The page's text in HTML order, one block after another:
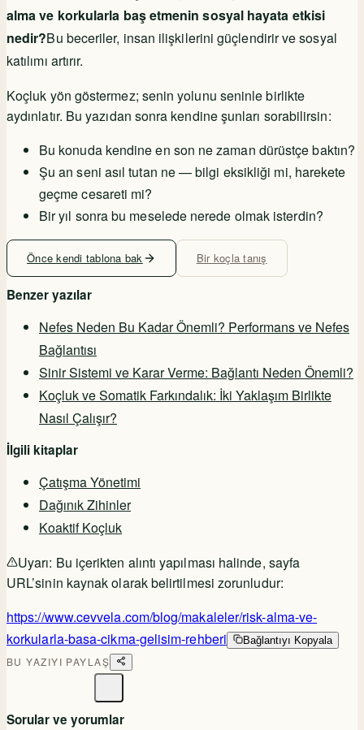
alma ve korkularla baş etmenin sosyal hayata etkisi
nedir?Bu beceriler, insan ilişkilerini güçlendirir ve sosyal
katılımı artırır.
Koçluk yön göstermez; senin yolunu seninle birlikte
aydınlatır. Bu yazıdan sonra kendine şunları sorabilirsin:
Bu konuda kendine en son ne zaman dürüstçe baktın?
Şu an seni asıl tutan ne — bilgi eksikliği mi, harekete
geçme cesareti mi?
Bir yıl sonra bu meselede nerede olmak isterdin?
Önce kendi tablona bak Bir koçla tanış
Benzer yazılar
Nefes Neden Bu Kadar Önemli? Performans ve Nefes
Bağlantısı
Sinir Sistemi ve Karar Verme: Bağlantı Neden Önemli?
Koçluk ve Somatik Farkındalık: İki Yaklaşım Birlikte
Nasıl Çalışır?
İlgili kitaplar
Çatışma Yönetimi
Dağınık Zihinler
Koaktif Koçluk
Uyarı: Bu içerikten alıntı yapılması halinde, sayfa
URL’sinin kaynak olarak belirtilmesi zorunludur:
https://www.cevvela.com/blog/makaleler/risk-alma-ve-
korkularla-basa-cikma-gelisim-rehberi
Bağlantıyı Kopyala
BU YAZIYI PAYLAŞ
Sorular ve yorumlar